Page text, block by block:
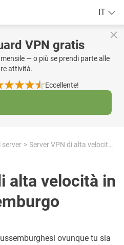
IT
VPN gratis
— o più se prendi parte alle
attività.
Eccellente!
server Server VPN di alta velocità in Lussemburgo
alta velocità in
ovunque tu sia